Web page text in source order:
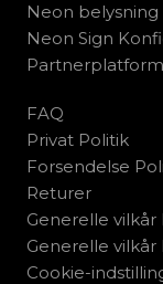
Neon belysning
Neon Sign
Partnerplatform
FAQ
Privat Politik
Forsendelse
Returer
Generelle vilkår
Generelle vilkår
Cookie-